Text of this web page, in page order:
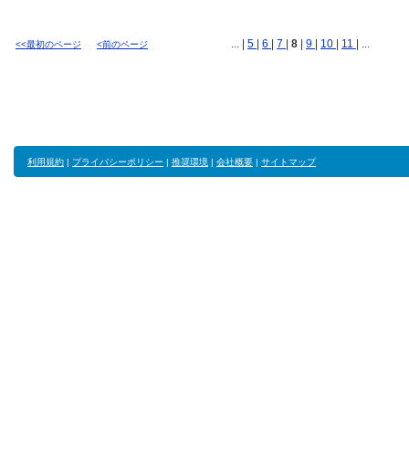
<<最初のページ <前のページ ... | 5 6 7 8 9 10 11 | ...
利用規約 | プライバシーポリシー | 推奨環境 | 会社概要 | サイトマップ